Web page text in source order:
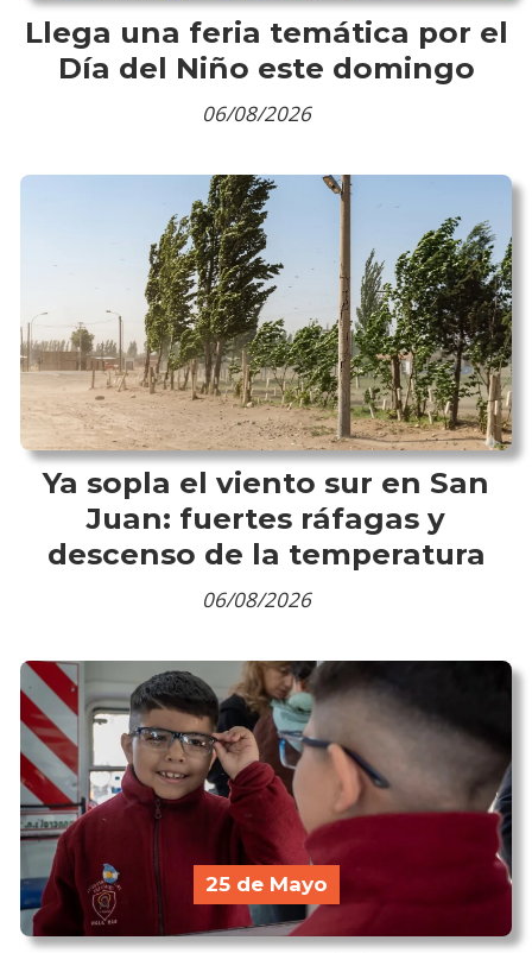
Llega una feria temática por el
Día del Niño este domingo
06/08/2026
Ya sopla el viento sur en San
Juan: fuertes ráfagas y
descenso de la temperatura
06/08/2026
25 de Mayo